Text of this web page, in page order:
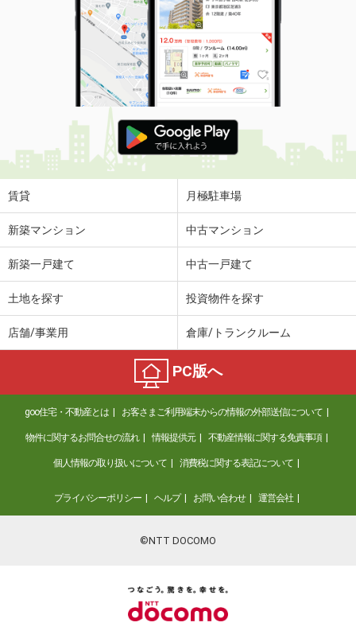
賃貸 月極駐車場
新築マンション 中古マンション
新築一戸建て 中古一戸建て
土地を探す 投資物件を探す
店舗/事業用 倉庫/トランクルーム
PC版へ
goo住宅・不動産とは お客さまご利用端末からの情報の外部送信について
物件に関するお問合せの流れ 情報提供元 不動産情報に関する免責事項
個人情報の取り扱いについて 消費税に関する表記について
プライバシーポリシー ヘルプ お問い合わせ 運営会社
©NTT DOCOMO